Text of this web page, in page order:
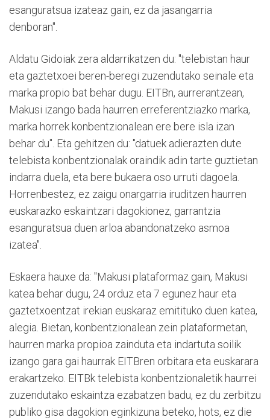
esanguratsua izateaz gain, ez da jasangarria
denboran".
Aldatu Gidoiak zera aldarrikatzen du: "telebistan haur
eta gaztetxoei beren-beregi zuzendutako seinale eta
marka propio bat behar dugu. EITBn, aurrerantzean,
Makusi izango bada haurren erreferentziazko marka,
marka horrek konbentzionalean ere bere isla izan
behar du". Eta gehitzen du: "datuek adierazten dute
telebista konbentzionalak oraindik adin tarte guztietan
indarra duela, eta bere bukaera oso urruti dagoela.
Horrenbestez, ez zaigu onargarria iruditzen haurren
euskarazko eskaintzari dagokionez, garrantzia
esanguratsua duen arloa abandonatzeko asmoa
izatea".
Eskaera hauxe da: "Makusi plataformaz gain, Makusi
katea behar dugu, 24 orduz eta 7 egunez haur eta
gaztetxoentzat irekian euskaraz emitituko duen katea,
alegia. Bietan, konbentzionalean zein plataformetan,
haurren marka propioa zainduta eta indartuta soilik
izango gara gai haurrak EITBren orbitara eta euskarara
erakartzeko. EITBk telebista konbentzionaletik haurrei
zuzendutako eskaintza ezabatzen badu, ez du zerbitzu
publiko gisa dagokion eginkizuna beteko, hots, ez die